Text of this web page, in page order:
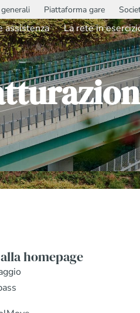
Piattaforma gare
assistenza La rete in
homepage